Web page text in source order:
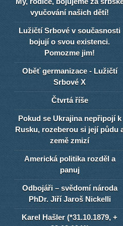
vyučování našich dětí!
Lužičtí Srbové v současnosti
bojují o svou existenci.
Pomozme jim!
Oběť germanizace - Lužičtí
Srbové X
Čtvrtá říše
Pokud se Ukrajina nepřipojí k
Rusku, rozeberou si její půdu
země zmizí
Americká politika rozděl a
panuj
Odbojáři – svědomí národa
PhDr. Jiří Jaroš Nickelli
Karel Hašler (*31.10.1879, +